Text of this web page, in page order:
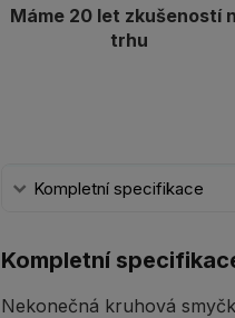
Máme 20 let zkušeností
trhu
Kompletní specifikace
Kompletní
Nekonečná kruhová